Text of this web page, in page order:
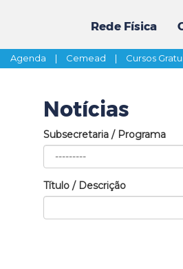
Rede Física
Agenda | Cemead | Cursos
Notícias
Subsecretaria / Programa
Título / Descrição